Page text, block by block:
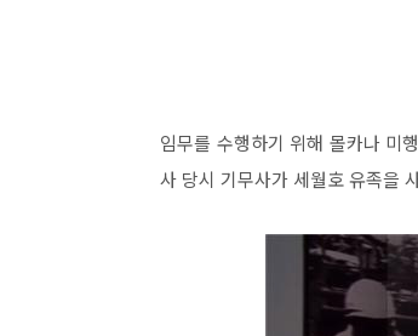
임무를 수행하기 위해 몰카나 미
사 당시 기무사가 세월호 유족을